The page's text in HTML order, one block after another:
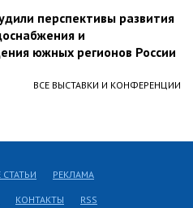
перспективы развития
и
южных регионов России
ВСЕ ВЫСТАВКИ И КОНФЕРЕНЦИИ
РЕКЛАМА
КОНТАКТЫ RSS